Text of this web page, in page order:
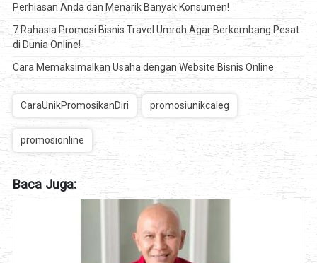
Perhiasan Anda dan Menarik Banyak Konsumen!
7 Rahasia Promosi Bisnis Travel Umroh Agar Berkembang Pesat
di Dunia Online!
Cara Memaksimalkan Usaha dengan Website Bisnis Online
CaraUnikPromosikanDiri promosiunikcaleg
promosionline
Baca Juga: